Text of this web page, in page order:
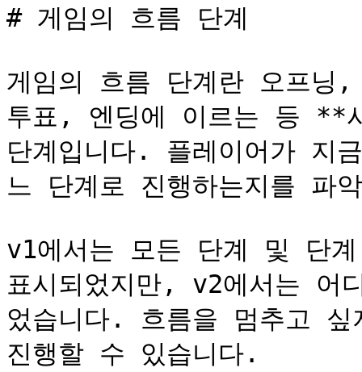
# 게임의 흐름 단계
게임의 흐름 단계란 오프
투표, 엔딩에 이르는 등 **
단계입니다. 플레이어가 지
느 단계로 진행하는지를 파
v1에서는 모든 단계 및 단
표시되었지만, v2에서는 어
었습니다. 흐름을 멈추고
진행할 수 있습니다.